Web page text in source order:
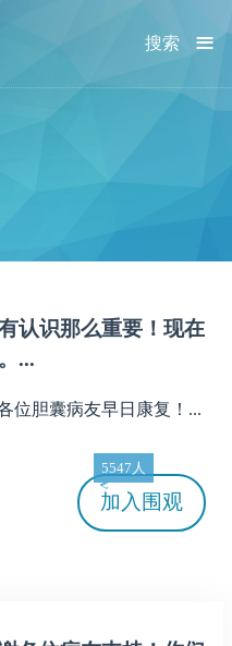
≡
搜索
认识那么重要！现在
...
位胆囊病友早日康复！...
加入
5547人
围观